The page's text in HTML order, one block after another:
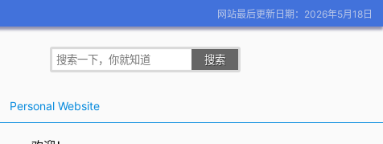
网站最后更新日期：2026年5月18日
Personal Website